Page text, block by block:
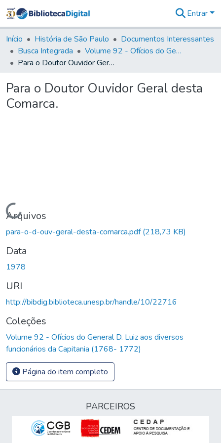
&
Coleções
Tudo na
Biblioteca
Estatísticas
Entrar
Início História de São Paulo
Documentos Interessantes
Busca Integrada
Volume 92 - Ofícios do General D. Luiz aos diversos funcionários da Capitania (1768- 1772)
Para o Doutor Ouvidor Geral desta Comarca.
Para o Doutor Ouvidor Geral desta
Comarca.
Carregando...
Arquivos
para-o-d-ouv-geral-desta-comarca.pdf(218,73 KB)
Data
1978
URI
http://bibdig.biblioteca.unesp.br/handle/10/22716
Coleções
Volume 92 - Ofícios do General D. Luiz aos diversos
funcionários da Capitania (1768- 1772)
Página do item completo
PARCEIROS